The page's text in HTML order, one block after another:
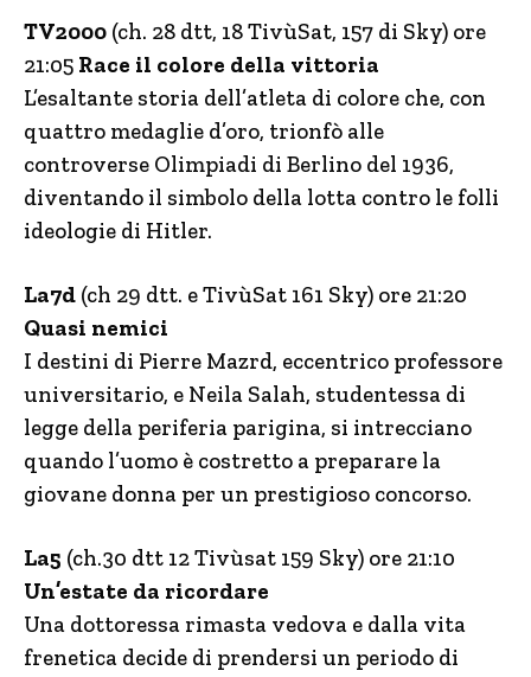
TV2000 (ch. 28 dtt, 18 TivùSat, 157 di Sky) ore
21:05 Race il colore della vittoria
L’esaltante storia dell’atleta di colore che, con
quattro medaglie d’oro, trionfò alle
controverse Olimpiadi di Berlino del 1936,
diventando il simbolo della lotta contro le folli
ideologie di Hitler.
La7d (ch 29 dtt. e TivùSat 161 Sky) ore 21:20
Quasi nemici
I destini di Pierre Mazrd, eccentrico professore
universitario, e Neila Salah, studentessa di
legge della periferia parigina, si intrecciano
quando l’uomo è costretto a preparare la
giovane donna per un prestigioso concorso.
La5 (ch.30 dtt 12 Tivùsat 159 Sky) ore 21:10
Un’estate da ricordare
Una dottoressa rimasta vedova e dalla vita
frenetica decide di prendersi un periodo di